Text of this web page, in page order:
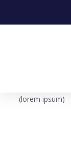
(lorem ipsum)